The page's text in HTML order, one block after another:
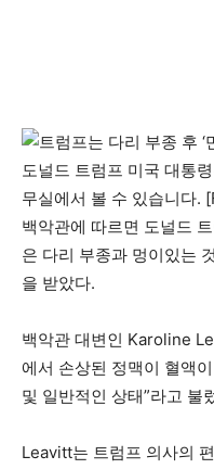
도널드 트럼프 미국 대통
무실에서 볼 수 있습니다
백악관에 따르면 도널드
은 다리 부종과 멍이있는
을 받았다.
백악관 대변인 Karoline
에서 손상된 정맥이 혈액
및 일반적인 상태”라고 불
Leavitt는 트럼프 의사의